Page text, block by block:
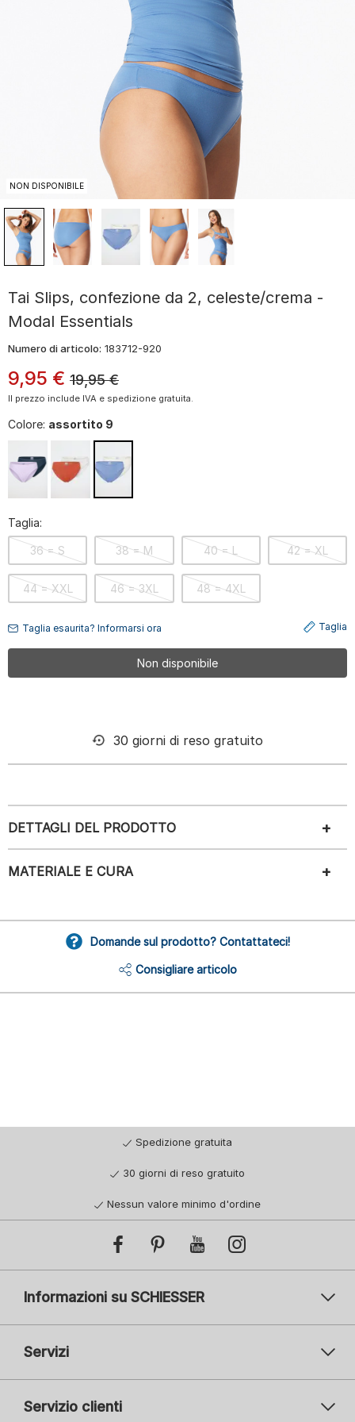
NON DISPONIBILE
Tai Slips, confezione da 2, celeste/crema -
Modal Essentials
Numero di articolo: 183712-920
9,95 € 19,95€
Il prezzo include IVA e spedizione gratuita.
Colore: assortito 9
Taglia:
36 = S 38 = M 40 = L 42 = XL
44 = XXL 46 = 3XL 48 = 4XL
Taglia esaurita? Informarsi ora Taglia
Non disponibile
30 giorni di reso gratuito
DETTAGLI DEL PRODOTTO
MATERIALE E CURA
Domande sul prodotto? Contattateci!
Consigliare articolo
Spedizione gratuita
30 giorni di reso gratuito
Nessun valore minimo d'ordine
Informazioni su SCHIESSER
Servizi
Servizio clienti